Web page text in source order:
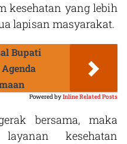
kesehatan yang lebih
lapisan masyarakat.
Bupati
Powered byInline Related Posts
bersama, maka
kesehatan